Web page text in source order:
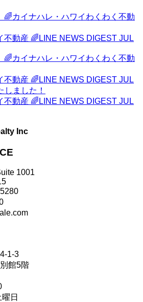
🌈カイナハレ・ハワイわくわく不動
不動産 🌈LINE NEWS DIGEST JUL
🌈カイナハレ・ハワイわくわく不動
不動産 🌈LINE NEWS DIGEST JUL
しました！
不動産 🌈LINE NEWS DIGEST JUL
Inc
1001
1-3
館5階
日